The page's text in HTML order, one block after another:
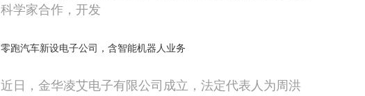
科学家合作，开发
零跑汽车新设电子公司，含智能机器人业务
近日，金华凌艾电子有限公司成立，法定代表人为周洪